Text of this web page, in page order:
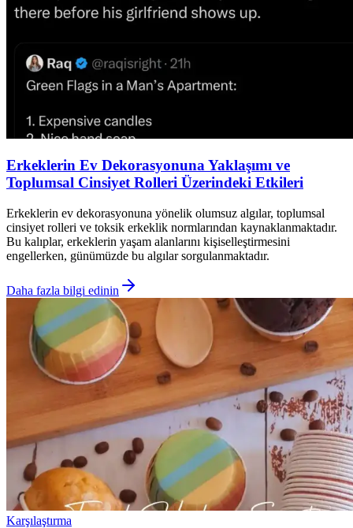
Erkeklerin Ev Dekorasyonuna Yaklaşımı ve
Toplumsal Cinsiyet Rolleri Üzerindeki Etkileri
Erkeklerin ev dekorasyonuna yönelik olumsuz algılar, toplumsal
cinsiyet rolleri ve toksik erkeklik normlarından kaynaklanmaktadır.
Bu kalıplar, erkeklerin yaşam alanlarını kişiselleştirmesini
engellerken, günümüzde bu algılar sorgulanmaktadır.
Daha fazla bilgi edinin
Karşılaştırma